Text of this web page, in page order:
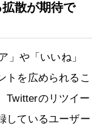
散が期待で
」や「いいね」
トを広められるこ
Twitterのリツイー
しているユーザー